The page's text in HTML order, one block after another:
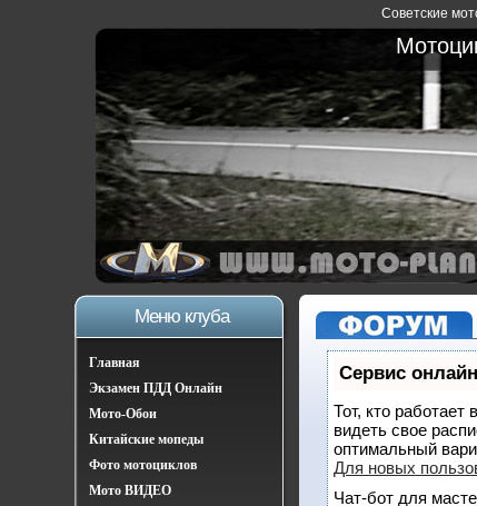
Советские
Меню клуба
Главная
Экзамен ПДД Онлайн
Мото-Обои
Китайские мопеды
Фото мотоциклов
Мото ВИДЕО
Сервис
Тот, кто
видеть свое
оптимальный
Для новых
Чат-бот для